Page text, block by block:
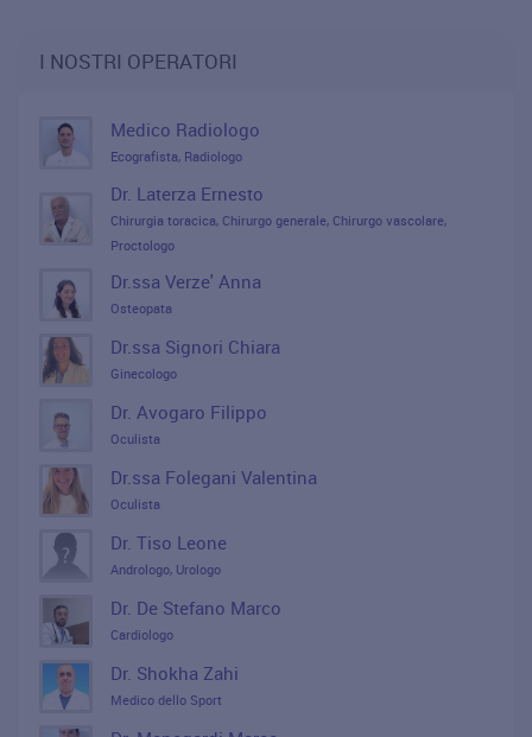
I NOSTRI OPERATORI
Medico Radiologo
Ecografista, Radiologo
Dr. Laterza Ernesto
Chirurgia toracica, Chirurgo generale, Chirurgo vascolare,
Proctologo
Dr.ssa Verze' Anna
Osteopata
Dr.ssa Signori Chiara
Ginecologo
Dr. Avogaro Filippo
Oculista
Dr.ssa Folegani Valentina
Oculista
Dr. Tiso Leone
Andrologo, Urologo
Dr. De Stefano Marco
Cardiologo
Dr. Shokha Zahi
Medico dello Sport